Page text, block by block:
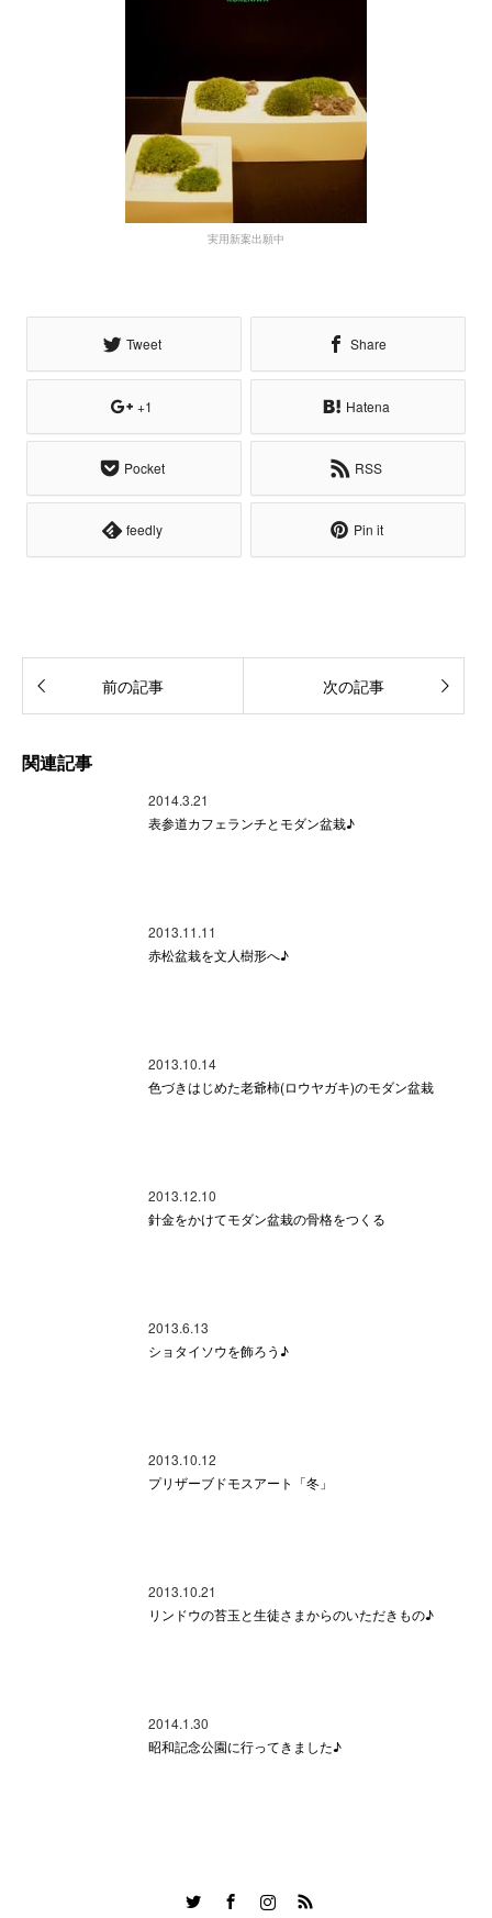
実用新案出願中
Tweet Share
+1 Hatena
Pocket RSS
feedly Pin it
前の記事 次の記事
関連記事
2014.3.21
表参道カフェランチとモダン盆栽♪
2013.11.11
赤松盆栽を文人樹形へ♪
2013.10.14
色づきはじめた老爺柿(ロウヤガキ)のモダン盆栽
2013.12.10
針金をかけてモダン盆栽の骨格をつくる
2013.6.13
ショタイソウを飾ろう♪
2013.10.12
プリザーブドモスアート「冬」
2013.10.21
リンドウの苔玉と生徒さまからのいただきもの♪
2014.1.30
昭和記念公園に行ってきました♪